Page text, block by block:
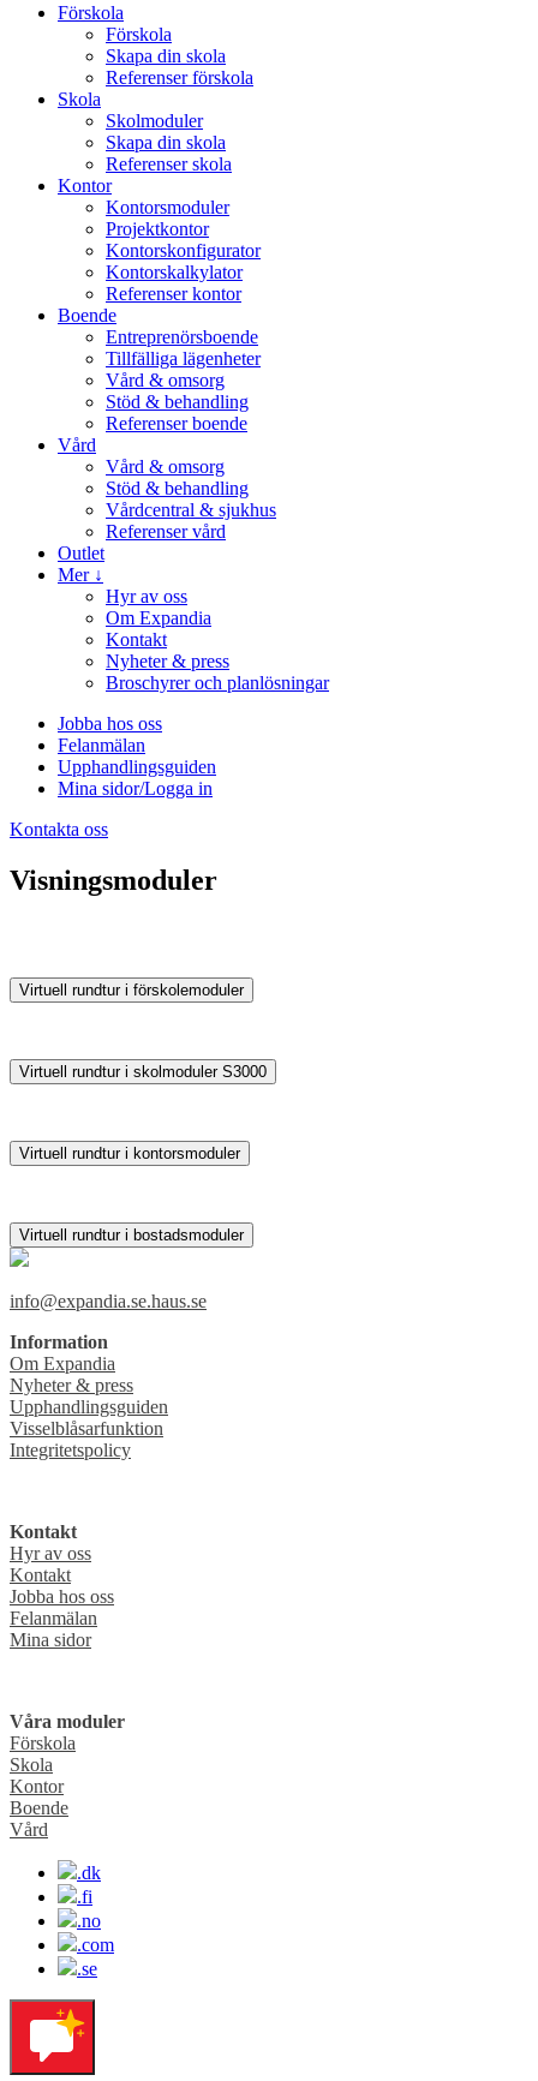
Förskola
Förskola
Skapa din skola
Referenser förskola
Skola
Skolmoduler
Skapa din skola
Referenser skola
Kontor
Kontorsmoduler
Projektkontor
Kontorskonfigurator
Kontorskalkylator
Referenser kontor
Boende
Entreprenörsboende
Tillfälliga lägenheter
Vård & omsorg
Stöd & behandling
Referenser boende
Vård
Vård & omsorg
Stöd & behandling
Vårdcentral & sjukhus
Referenser vård
Outlet
Mer ↓
Hyr av oss
Om Expandia
Kontakt
Nyheter & press
Broschyrer och planlösningar
Jobba hos oss
Felanmälan
Upphandlingsguiden
Mina sidor/Logga in
Kontakta oss
Visningsmoduler
Virtuell rundtur i förskolemoduler
Virtuell rundtur i skolmoduler S3000
Virtuell rundtur i kontorsmoduler
Virtuell rundtur i bostadsmoduler
info@expandia.se.haus.se
Information
Om Expandia
Nyheter & press
Upphandlingsguiden
Visselblåsarfunktion
Integritetspolicy
Kontakt
Hyr av oss
Kontakt
Jobba hos oss
Felanmälan
Mina sidor
Våra moduler
Förskola
Skola
Kontor
Boende
Vård
.dk
.fi
.no
.com
.se